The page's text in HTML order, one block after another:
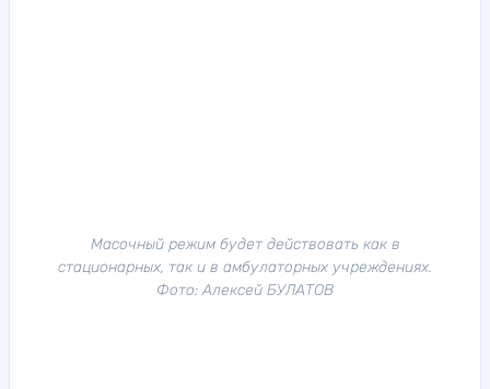
Масочный режим будет действовать как в
стационарных, так и в амбулаторных учреждениях.
Фото: Алексей БУЛАТОВ